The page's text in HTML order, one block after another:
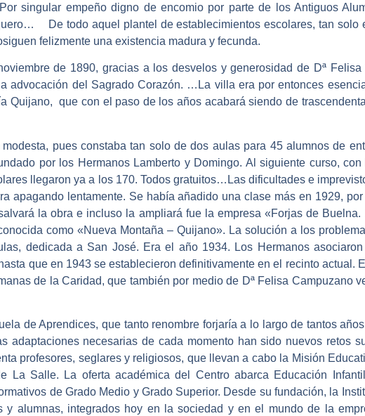
singular empeño digno de encomio por parte de los Antiguos
De todo aquel plantel de establecimientos escolares, tan solo
felizmente una existencia madura y fecunda.
de 1890, gracias a los desvelos y generosidad de Dª Felisa
advocación del Sagrado Corazón. …La villa era por entonces
Quijano, que con el paso de los años acabará siendo de
pues constaba tan solo de dos aulas para 45 alumnos de
por los Hermanos Lamberto y Domingo. Al siguiente curso,
llegaron ya a los 170. Todos gratuitos…Las dificultades e
apagando lentamente. Se había añadido una clase más en 1929,
la obra e incluso la ampliará fue la empresa «Forjas de
como «Nueva Montaña – Quijano». La solución a los
dedicada a San José. Era el año 1934. Los Hermanos
que en 1943 se establecieron definitivamente en el recinto actual.
de la Caridad, que también por medio de Dª Felisa Campuzano
de Aprendices, que tanto renombre forjaría a lo largo de tantos
adaptaciones necesarias de cada momento han sido nuevos retos
profesores, seglares y religiosos, que llevan a cabo la Misión
La Salle. La oferta académica del Centro abarca Educación
de Grado Medio y Grado Superior. Desde su fundación, la
y alumnas, integrados hoy en la sociedad y en el mundo de la